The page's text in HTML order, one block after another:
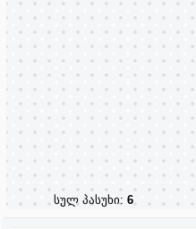
სულ პასუხი: 6